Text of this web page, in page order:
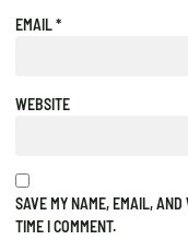
EMAIL*
WEBSITE
SAVE MY NAME, EMAIL,
TIME I COMMENT.